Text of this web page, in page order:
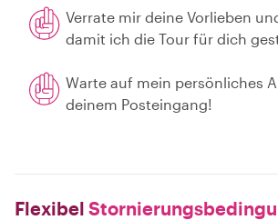
Verrate mir deine Vorlieben
damit ich die Tour für dich
Warte auf mein persönliches
deinem Posteingang!
Flexibel